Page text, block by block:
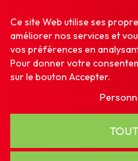
Ce site Web utilise ses
améliorer nos services et
vos préférences en
Pour donner votre
sur le bouton Accepter.